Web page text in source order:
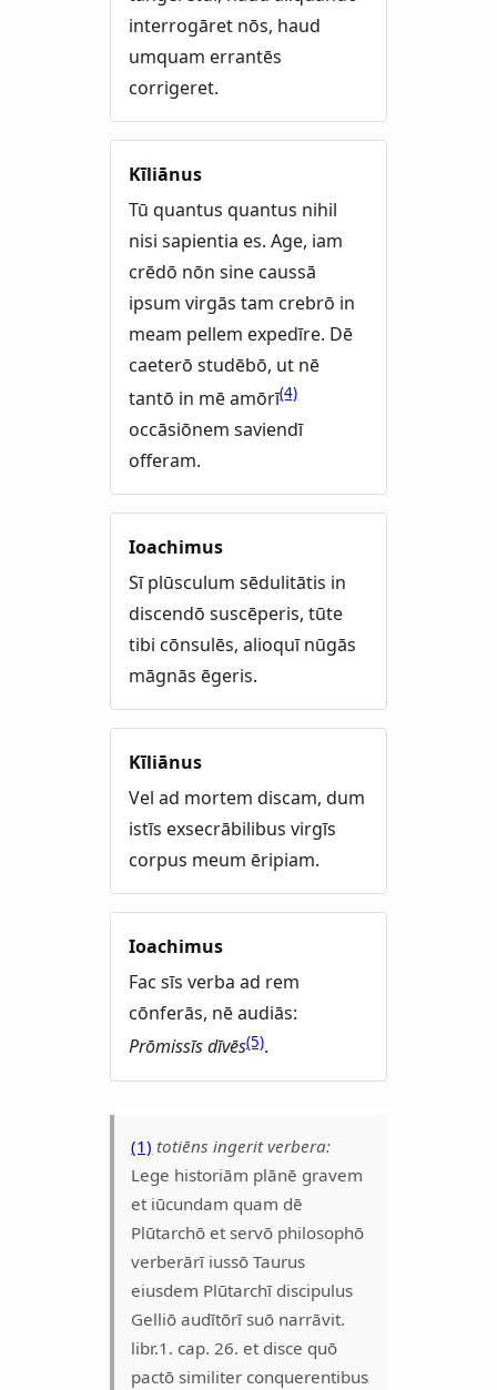
interrogāret nōs, haud
umquam errantēs
corrigeret.
Kīliānus
Tū quantus quantus nihil
nisi sapientia es. Age, iam
crēdō nōn sine caussā
ipsum virgās tam crebrō in
meam pellem expedīre. Dē
caeterō studēbō, ut nē
tantō in mē amōrī(4)
occāsiōnem saviendī
offeram.
Ioachimus
Sī plūsculum sēdulitātis in
discendō suscēperis, tūte
tibi cōnsulēs, alioquī nūgās
māgnās ēgeris.
Kīliānus
Vel ad mortem discam, dum
istīs exsecrābilibus virgīs
corpus meum ēripiam.
Ioachimus
Fac sīs verba ad rem
cōnferās, nē audiās:
Prōmissīs dīvēs(5).
(1) totiēns ingerit verbera:
Lege historiām plānē gravem
et iūcundam quam dē
Plūtarchō et servō philosophō
verberārī iussō Taurus
eiusdem Plūtarchī discipulus
Gelliō audītōrī suō narrāvit.
libr.1. cap. 26. et disce quō
pactō similiter conquerentibus